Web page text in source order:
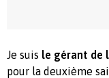
Je suis le gérant de
pour la deuxième